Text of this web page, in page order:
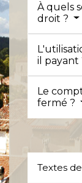
À quels
droit ?
il payant
Le
fermé ?
Textes